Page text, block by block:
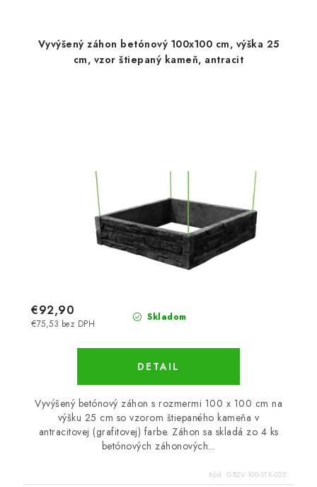
Vyvýšený záhon betónový 100x100 cm, výška 25
cm, vzor štiepaný kameň, antracit
Skladom
€75,53 bez DPH
€92,90
DETAIL
Vyvýšený betónový záhon s rozmermi 100 x 100 cm na
výšku 25 cm so vzorom štiepaného kameňa v
antracitovej (grafitovej) farbe. Záhon sa skladá zo 4 ks
betónových záhonových...
Kód: GBZV-100-STK-025